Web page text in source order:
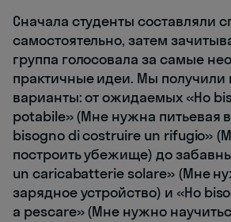
Сначала студенты составляли
самостоятельно, затем
группа голосовала за самые
практичные идеи. Мы получили
варианты: от ожидаемых «Ho
potabile» (Мне нужна питьевая
bisogno di costruire un rifugio»
построить убежище) до
un caricabatterie solare» (Мне
зарядное устройство) и «Ho
a pescare» (Мне нужно